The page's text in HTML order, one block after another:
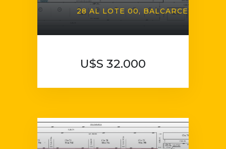
28 AL LOTE 00 BALCARCE
U$S 32.000